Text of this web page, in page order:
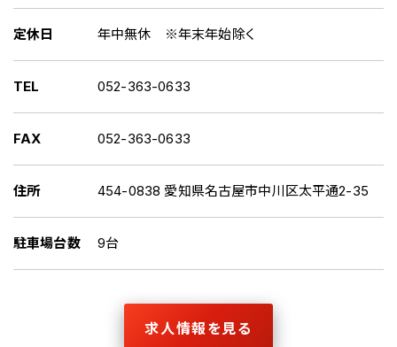
定休日 年中無休 ※年末年始除く
TEL 052-363-0633
FAX 052-363-0633
住所 454-0838 愛知県名古屋市中川区太平通2-35
駐車場台数 9台
求人情報を見る